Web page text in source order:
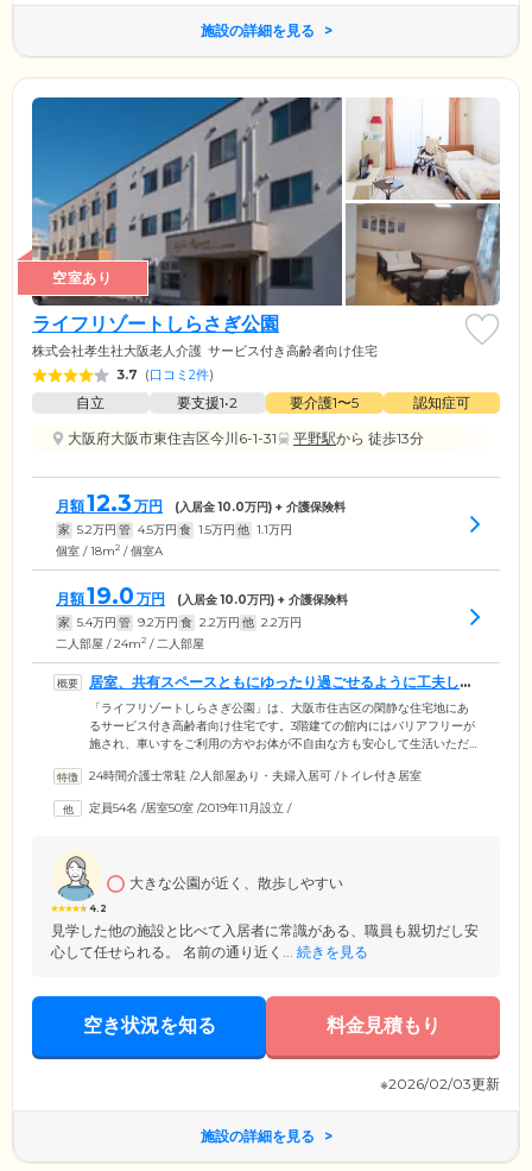
施設の詳細を見る
空室あり
ライフリゾートしらさぎ公園
株式会社孝生社大阪老人介護 サービス付き高齢者向け住宅
3.7 (口コミ2件)
自立 要支援1•2 要介護1〜5
認知症可
大阪府大阪市東住吉区今川6-1-31
平野駅から 徒歩13分
月額12.3 万円 (入居金10.0万円) + 介護保険料
家 5.2万円 管 4.5万円 食 1.5万円 他 1.1万円
個室 / 18m2 / 個室A
月額19.0 万円 (入居金10.0万円) + 介護保険料
家 5.4万円 管 9.2万円 食 2.2万円 他 2.2万円
二人部屋 / 24m2 / 二人部屋
居室、共有スペースともにゆったり過ごせるように工夫して
います
「ライフリゾートしらさぎ公園」は、大阪市住吉区の閑静な住宅地にあ
るサービス付き高齢者向け住宅です。3階建ての館内にはバリアフリーが
施され、車いすをご利用の方やお体が不自由な方も安心して生活いただ
ッシュガーデンをイメージした装飾をするなど、心が落ち着く空間でゆ
くお部屋は、プライバシーを配慮して全室個室をご用意。愛着のある家
24時間介護士常駐 /2人部屋あり・夫婦入居可 /トイレ付き居室
定員54名 /居室50室 /2019年11月設立 /
4.2
大きな公園が近く、散歩しやすい
見学した他の施設と比べて入居者に常識がある、職員も親切だし安
心して任せられる。 名前の通り近く... 続きを見る
空き状況を知る 料金見積もり
※2026/02/03更新
施設の詳細を見る